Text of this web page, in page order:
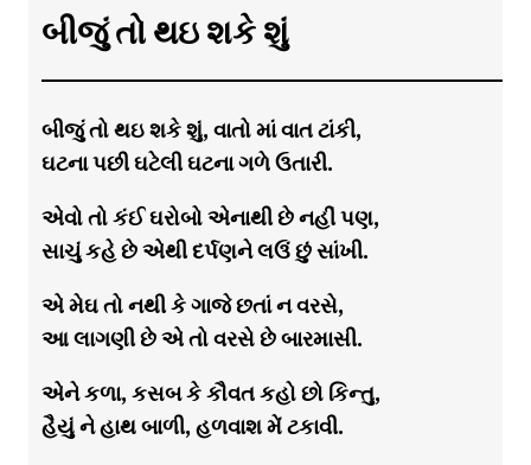
બીજું તો થઇ શકે શું
બીજું તો થઇ શકે શું, વાતો માં વાત ટાંકી,
ઘટના પછી ઘટેલી ઘટના ગળે ઉતારી.
એવો તો કંઈ ઘરોબો એનાથી છે નહીં પણ,
સાચું કહે છે એથી દર્પણને લઉં છું સાંખી.
એ મેઘ તો નથી કે ગાજે છતાં ન વરસે,
આ લાગણી છે એ તો વરસે છે બારમાસી.
એને કળા, કસબ કે કૌવત કહો છો કિન્તુ,
હૈયું ને હાથ બાળી, હળવાશ મેં ટકાવી.